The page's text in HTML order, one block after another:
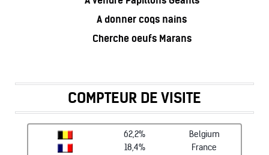
A donner coqs nains
Cherche oeufs Marans
COMPTEUR DE VISITE
62,2%
Belgium
18,4%
France